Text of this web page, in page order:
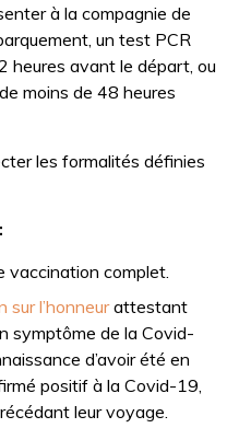
à la compagnie de
un test PCR
heures avant le départ, ou
moins de 48 heures
les formalités définies
vaccination complet.
sur l’honneurattestant
symptôme de la Covid-
d’avoir été en
positif à la Covid-19,
leur voyage.